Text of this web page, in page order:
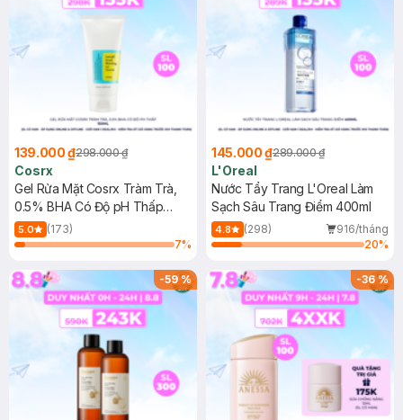
139.000 ₫298.000 ₫
Cosrx
Gel Rửa Mặt Cosrx Tràm Trà,
0.5% BHA Có Độ pH Thấp
150ml
5.0
(173)
7%
145.000 ₫289.000 ₫
L'Oreal
Nước Tẩy Trang L'Oreal Làm
Sạch Sâu Trang Điểm 400ml
4.8 (298)
916/tháng
20%
-59% -36%